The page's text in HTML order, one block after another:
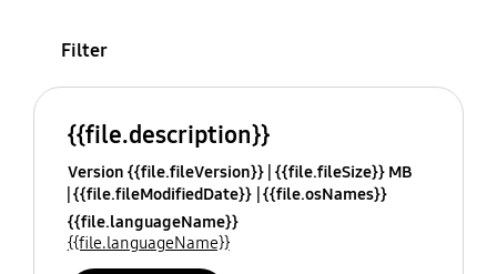
Filter
{{file.description}}
Version {{file.fileVersion}} {{file.fileSize}} MB
{{file.fileModifiedDate}} {{file.osNames}}
{{file.languageName}}
{{file.languageName}}